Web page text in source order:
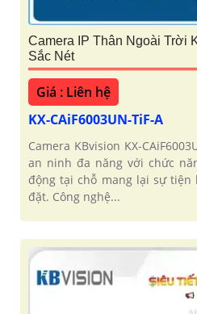
Camera IP Thân Ngoài Trời
Sắc Nét
Giá : Liên hệ
KX-CAiF6003UN-TiF-A
Camera KBvision KX-
an ninh đa năng với chức
động tại chỗ mang lại sự
đặt. Công nghệ...